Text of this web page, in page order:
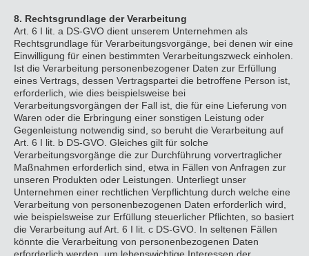
8. Rechtsgrundlage der Verarbeitung
Art. 6 I lit. a DS-GVO dient unserem Unternehmen als
Rechtsgrundlage für Verarbeitungsvorgänge, bei denen wir eine
Einwilligung für einen bestimmten Verarbeitungszweck einholen.
Ist die Verarbeitung personenbezogener Daten zur Erfüllung
eines Vertrags, dessen Vertragspartei die betroffene Person ist,
erforderlich, wie dies beispielsweise bei
Verarbeitungsvorgängen der Fall ist, die für eine Lieferung von
Waren oder die Erbringung einer sonstigen Leistung oder
Gegenleistung notwendig sind, so beruht die Verarbeitung auf
Art. 6 I lit. b DS-GVO. Gleiches gilt für solche
Verarbeitungsvorgänge die zur Durchführung vorvertraglicher
Maßnahmen erforderlich sind, etwa in Fällen von Anfragen zur
unseren Produkten oder Leistungen. Unterliegt unser
Unternehmen einer rechtlichen Verpflichtung durch welche eine
Verarbeitung von personenbezogenen Daten erforderlich wird,
wie beispielsweise zur Erfüllung steuerlicher Pflichten, so basiert
die Verarbeitung auf Art. 6 I lit. c DS-GVO. In seltenen Fällen
könnte die Verarbeitung von personenbezogenen Daten